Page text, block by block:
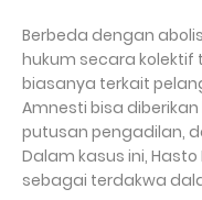
Berbeda dengan
hukum secara kolektif
biasanya terkait
Amnesti bisa
putusan pengadilan,
Dalam kasus ini,
sebagai terdakwa